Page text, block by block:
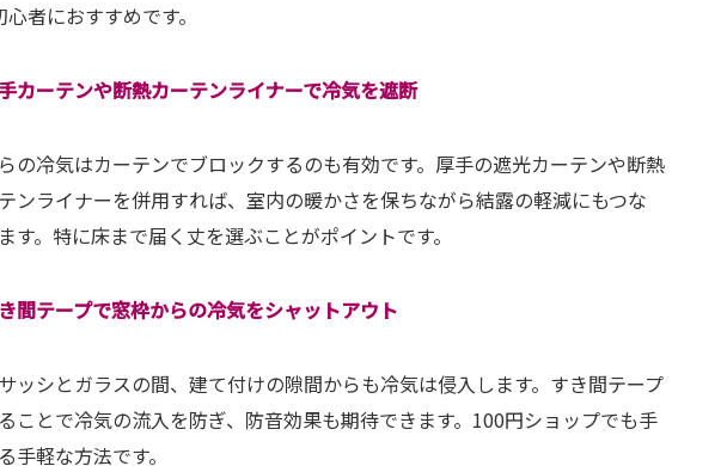
心者におすすめです。
カーテンや断熱カーテンライナーで冷気を遮断
の冷気はカーテンでブロックするのも有効です。厚手の遮光カーテンや断熱
ンライナーを併用すれば、室内の暖かさを保ちながら結露の軽減にもつな
す。特に床まで届く丈を選ぶことがポイントです。
間テープで窓枠からの冷気をシャットアウト
ッシとガラスの間、建て付けの隙間からも冷気は侵入します。すき間テープ
ことで冷気の流入を防ぎ、防音効果も期待できます。100円ショップでも手
手軽な方法です。